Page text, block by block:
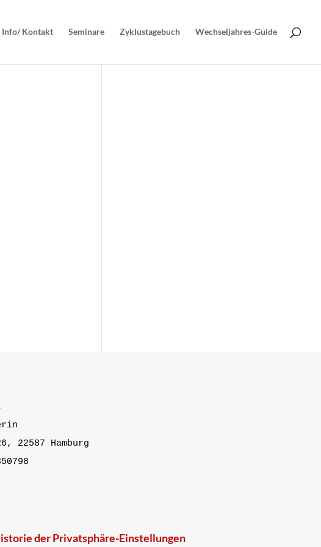
Info/ Kontakt Seminare Zyklustagebuch Wechseljahres-Guide
22587 Hamburg
der Privatsphäre-Einstellungen